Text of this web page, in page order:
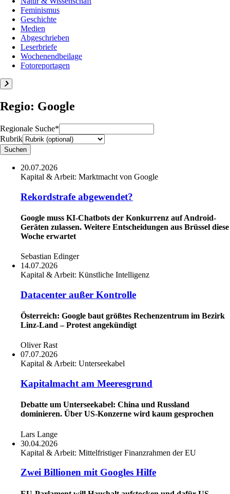
Feminismus
Geschichte
Medien
Abgeschrieben
Leserbriefe
Wochenendbeilage
Fotoreportagen
Regio: Google
Regionale Suche*
Rubrik
20.07.2026
Kapital & Arbeit: Marktmacht von Google
Rekordstrafe abgewendet?
Google muss KI-Chatbots der Konkurrenz auf Android-
Geräten zulassen. Weitere Entscheidungen aus Brüssel diese
Woche erwartet
Sebastian Edinger
14.07.2026
Kapital & Arbeit: Künstliche Intelligenz
Datacenter außer Kontrolle
Österreich: Google baut größtes Rechenzentrum im Bezirk
Linz-Land – Protest angekündigt
Oliver Rast
07.07.2026
Kapital & Arbeit: Unterseekabel
Kapitalmacht am Meeresgrund
Debatte um Unterseekabel: China und Russland
dominieren. Über US-Konzerne wird kaum gesprochen
Lars Lange
30.04.2026
Kapital & Arbeit: Mittelfristiger Finanzrahmen der EU
Zwei Billionen mit Googles Hilfe